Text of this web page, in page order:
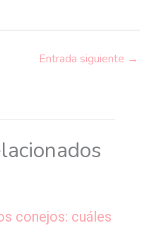
Entrada siguiente →
conejos: cuáles